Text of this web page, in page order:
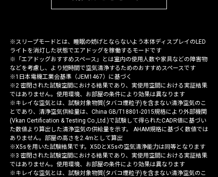
※スリープモードとは、睡眠の妨げとならないよう本体ディスプレイのLED
ライトを消灯した状態でエアドッグを稼働するモードです
※「エアドッグおすすめスペース」とは室内の使用人数や家具などの障害物
などを考慮し、より短時間で空気清浄するためのおすすめスペースです
※1日本電機工業会基準（JEM1467）に基づく
※2 密閉された試験空間における結果であり、実使用空間における実証結果
ではありません。使用環境、お部屋の条件により効果は異なります
※キレイな空気とは、試験対象物質(タバコ煙粒子)を含まない清浄空気のこ
とであり、清浄空気供給量は、China GB/T18801-2015規格により外部機関
(Vkan Certification & Testing Co.,Ltd.)で試験して得られたCADR値に基づい
た数値より算出した清浄空気の供給量を示す。 AHAM規格に基づく数値では
ありません。部屋の高さを2.4mとして算出
※X5sを用いた試験結果です。X5DとX5sの空気清浄能力は同等となります
※3 密閉された試験空間における結果であり、実使用空間における実証結果
ではありません。使用環境、お部屋の条件により効果は異なります
※キレイな空気とは、試験対象物質(タバコ煙粒子)を含まない清浄空気のこ